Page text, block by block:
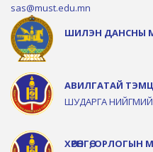
sas@must.edu.mn
ШИЛЭН ДАНСНЫ
АВИЛГАТАЙ
ШУДАРГА
ХӨРӨНГӨ, ОРЛОГЫН